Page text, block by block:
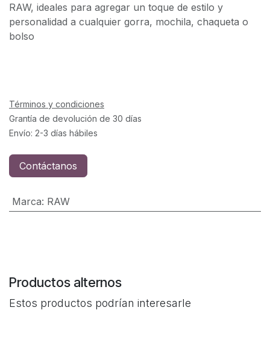
RAW, ideales para agregar un toque de estilo y
personalidad a cualquier gorra, mochila, chaqueta o
bolso
Términos y condiciones
Grantía de devolución de 30 días
Envío: 2-3 días hábiles
Contáctanos
Marca: RAW
Productos alternos
Estos productos podrían interesarle